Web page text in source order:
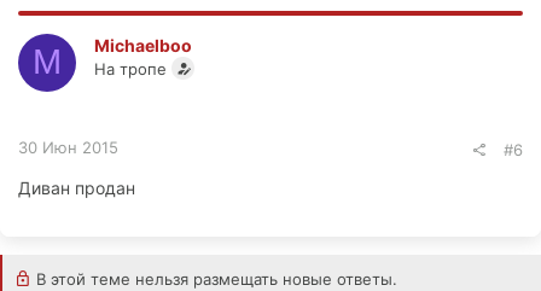
M Michaelboo
На тропе
30 Июн 2015 #6
Диван продан
В этой теме нельзя размещать новые ответы.